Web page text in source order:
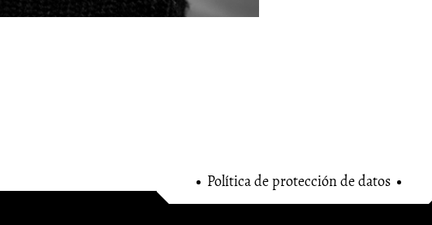
Política de protección de datos